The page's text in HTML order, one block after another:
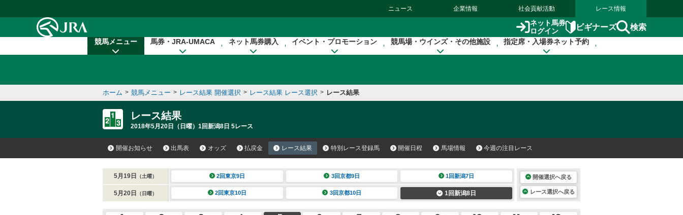
ニュース 企業情報 社会貢献活動 レース情報
ネット馬券
ログイン
ビギナーズ 検索
競馬メニュー 馬券・JRA-UMACA ネット馬券購入 イベント・プロモーション 競馬場・ウインズ・その他施設 指定席・入場券ネット予約
ホーム > 競馬メニュー > レース結果 開催選択 > レース結果 レース選択 > レース結果
レース結果
2018年5月20日（日曜）1回新潟8日 5レース
開催お知らせ 出馬表 オッズ 払戻金 レース結果 特別レース登録馬 開催日程 馬場情報 今週の注目レース
5月19日 （土曜） 2回東京9日 3回京都9日 1回新潟7日
5月20日 （日曜） 2回東京10日 3回京都10日 1回新潟8日
開催選択へ戻る
レース選択へ戻る